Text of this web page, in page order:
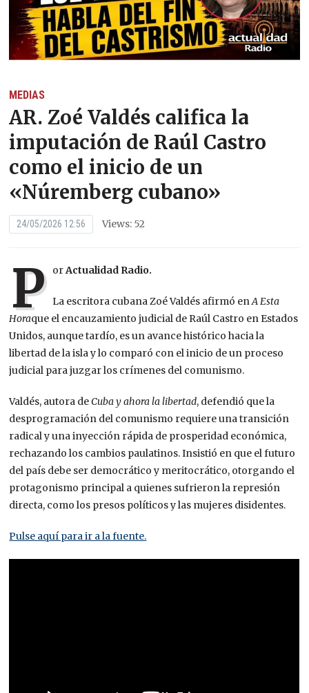
MEDIAS
AR. Zoé Valdés califica la
imputación de Raúl Castro
como el inicio de un
«Núremberg cubano»
24/05/2026 12:56 Views: 52
P orActualidad Radio.
La escritora cubana Zoé Valdés afirmó enA Esta
Horaque el encauzamiento judicial de Raúl Castro en Estados
Unidos, aunque tardío, es un avance histórico hacia la
libertad de la isla y lo comparó con el inicio de un proceso
judicial para juzgar los crímenes del comunismo.
Valdés, autora deCuba y ahora la libertad, defendió que la
desprogramación del comunismo requiere una transición
radical y una inyección rápida de prosperidad económica,
rechazando los cambios paulatinos. Insistió en que el futuro
del país debe ser democrático y meritocrático, otorgando el
protagonismo principal a quienes sufrieron la represión
directa, como los presos políticos y las mujeres disidentes.
Pulse aquí para ir a la fuente.